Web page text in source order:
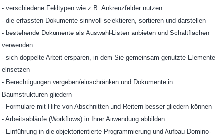
- verschiedene Feldtypen wie z.B. Ankreuzfelder nutzen
- die erfassten Dokumente sinnvoll selektieren, sortieren und darstellen
- bestehende Dokumente als Auswahl-Listen anbieten und Schaltflächen
verwenden
- sich doppelte Arbeit ersparen, in dem Sie gemeinsam genutzte Elemente
einsetzen
- Berechtigungen vergeben/einschränken und Dokumente in
Baumstrukturen gliedern
- Formulare mit Hilfe von Abschnitten und Reitern besser gliedern können
- Arbeitsabläufe (Workflows) in Ihrer Anwendung abbilden
- Einführung in die objektorientierte Programmierung und Aufbau Domino-